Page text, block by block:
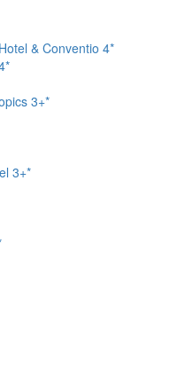
& Conventio 4*
3+*
3+*